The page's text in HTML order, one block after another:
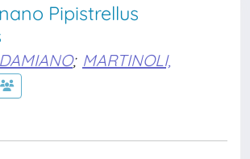
Pipistrellus
; MARTINOLI,